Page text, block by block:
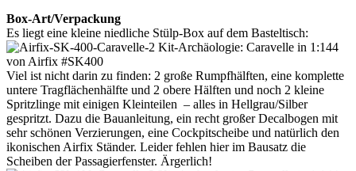
Box-Art/Verpackung
Es liegt eine kleine niedliche Stülp-Box auf dem Basteltisch:
Viel ist nicht darin zu finden: 2 große Rumpfhälften, eine komplette
untere Tragflächenhälfte und 2 obere Hälften und noch 2 kleine
Spritzlinge mit einigen Kleinteilen – alles in Hellgrau/Silber
gespritzt. Dazu die Bauanleitung, ein recht großer Decalbogen mit
sehr schönen Verzierungen, eine Cockpitscheibe und natürlich den
ikonischen Airfix Ständer. Leider fehlen hier im Bausatz die
Scheiben der Passagierfenster. Ärgerlich!